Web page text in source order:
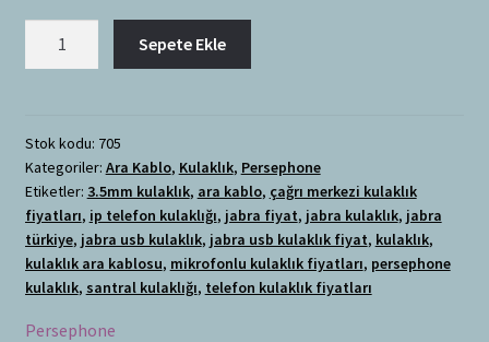
Kablosu
Çift
Jaklı
adet
Sepete Ekle
Stok kodu: 705
Kategoriler: Ara Kablo, Kulaklık, Persephone
Etiketler: 3.5mm kulaklık, ara kablo, çağrı merkezi kulaklık
fiyatları, ip telefon kulaklığı, jabra fiyat, jabra kulaklık, jabra
türkiye, jabra usb kulaklık, jabra usb kulaklık fiyat, kulaklık,
kulaklık ara kablosu, mikrofonlu kulaklık fiyatları, persephone
kulaklık, santral kulaklığı, telefon kulaklık fiyatları
Persephone